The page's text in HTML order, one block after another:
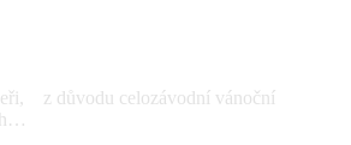
z důvodu celozávodní vánoční